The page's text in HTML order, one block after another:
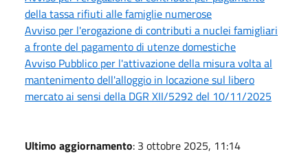
della tassa rifiuti alle famiglie numerose
Avviso per l'erogazione di contributi a nuclei famigliari
a fronte del pagamento di utenze domestiche
Avviso Pubblico per l'attivazione della misura volta al
mantenimento dell'alloggio in locazione sul libero
mercato ai sensi della DGR XII/5292 del 10/11/2025
Ultimo aggiornamento: 3 ottobre 2025, 11:14